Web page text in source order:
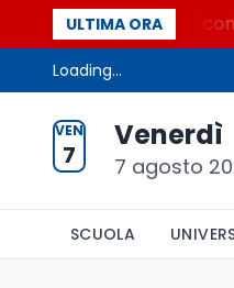
ULTIMA ORA
STEM a Lerici
Loading...
VEN
7
Venerdì
7 agosto
SCUOLA